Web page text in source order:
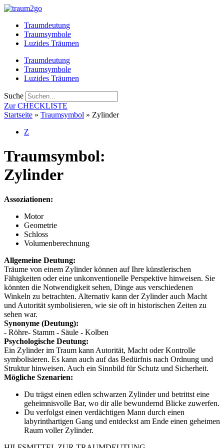
Zum
springenTraumdeutung
Traumsymbole
Luzides Träumen
Traumdeutung
Traumsymbole
Luzides Träumen
Suche
Zur CHECKLISTE
Startseite » Traumsymbol » Zylinder
Z
Traumsymbol:
Zylinder
Assoziationen:
Motor
Geometrie
Schloss
Volumenberechnung
Allgemeine Deutung:
Träume von einem Zylinder können auf Ihre künstlerischen
Fähigkeiten oder eine unkonventionelle Perspektive hinweisen. Sie
könnten die Notwendigkeit sehen, Dinge aus verschiedenen
Winkeln zu betrachten. Alternativ kann der Zylinder auch Macht
und Autorität symbolisieren, wie sie oft in historischen Zeiten zu
sehen war.
Synonyme (Deutung):
- Röhre- Stamm - Säule - Kolben
Psychologische Deutung:
Ein Zylinder im Traum kann Autorität, Macht oder Kontrolle
symbolisieren. Es kann auch auf das Bedürfnis nach Ordnung und
Struktur hinweisen. Auch ein Sinnbild für Schutz und Sicherheit.
Mögliche Szenarien:
Du trägst einen edlen schwarzen Zylinder und betrittst eine
geheimnisvolle Bar, wo dir alle bewundernd Blicke zuwerfen.
Du verfolgst einen verdächtigen Mann durch einen
labyrinthartigen Gang und entdeckst am Ende einen geheimen
Raum voller Zylinder.